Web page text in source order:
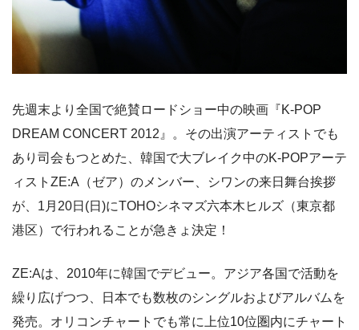
先週末より全国で絶賛ロードショー中の映画『K-POP
DREAM CONCERT 2012』。その出演アーティストでも
あり司会もつとめた、韓国で大ブレイク中のK-POPアーテ
ィストZE:A（ゼア）のメンバー、シワンの来日舞台挨拶
が、1月20日(日)にTOHOシネマズ六本木ヒルズ（東京都
港区）で行われることが急きょ決定！
ZE:Aは、2010年に韓国でデビュー。アジア各国で活動を
繰り広げつつ、日本でも数枚のシングルおよびアルバムを
発売。オリコンチャートでも常に上位10位圏内にチャート